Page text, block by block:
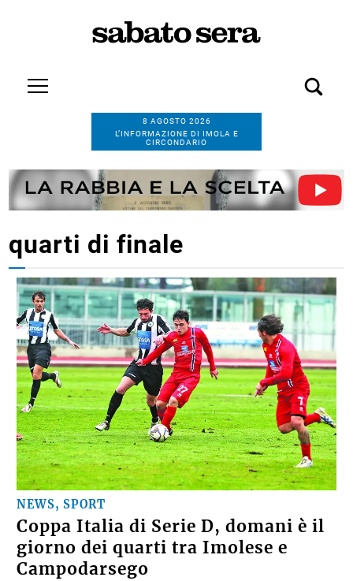
8 AGOSTO 2026
L’INFORMAZIONE DI IMOLA E
CIRCONDARIO
quarti di finale
NEWS, SPORT
Coppa Italia di Serie D, domani è il
giorno dei quarti tra Imolese e
Campodarsego